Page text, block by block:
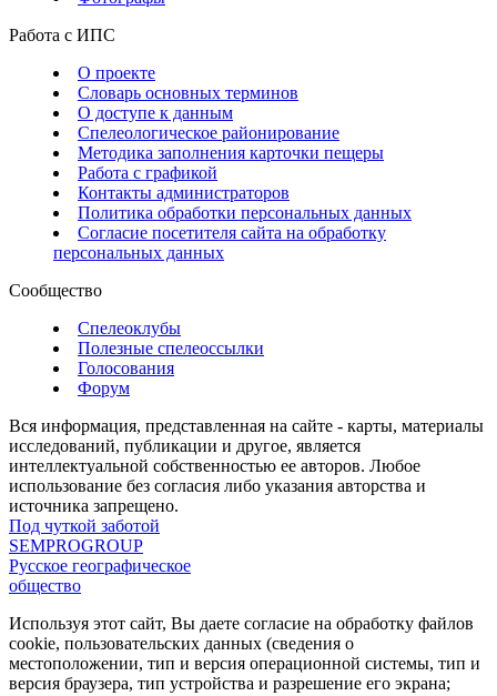
Работа с ИПС
О проекте
Словарь основных терминов
О доступе к данным
Спелеологическое районирование
Методика заполнения карточки пещеры
Работа с графикой
Контакты администраторов
Политика обработки персональных данных
Согласие посетителя сайта на обработку
персональных данных
Сообщество
Спелеоклубы
Полезные спелеоссылки
Голосования
Форум
Вся информация, представленная на сайте - карты, материалы
исследований, публикации и другое, является
интеллектуальной собственностью ее авторов. Любое
использование без согласия либо указания авторства и
источника запрещено.
Под чуткой заботой
SEMPROGROUP
Русское географическое
общество
Используя этот сайт, Вы даете согласие на обработку файлов
cookie, пользовательских данных (сведения о
местоположении, тип и версия операционной системы, тип и
версия браузера, тип устройства и разрешение его экрана;